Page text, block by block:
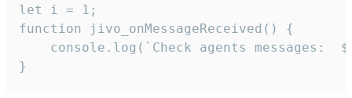
let i = 1;
function jivo_onMessageReceived() {
}